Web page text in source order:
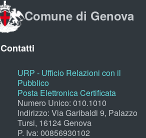
Comune di Genova
Contatti
URP - Ufficio Relazioni con il
Pubblico
Posta Elettronica Certificata
Numero Unico: 010.1010
Indirizzo: Via Garibaldi 9, Palazzo
Tursi, 16124 Genova
P. Iva: 00856930102